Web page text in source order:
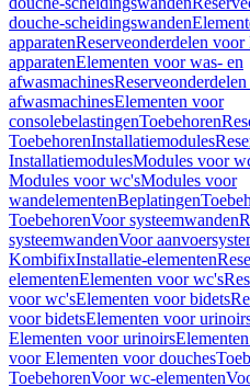
douche-scheidingswanden
apparatenReserveonderdelen
apparatenElementen voor was- en
afwasmachines
afwasmachinesElementen voor
consolebelastingenToebehoren
ToebehorenInstallatiemodules
InstallatiemodulesModules voor
Modules voor wc'sModules voor
wandelementenBeplatingen
ToebehorenVoor systeemwanden
systeemwandenVoor
KombifixInstallatie-elementen
elementenElementen voor wc's
voor wc'sElementen voor bidets
voor bidetsElementen voor
Elementen voor urinoirs
voor Elementen voor douches
ToebehorenVoor wc-elementen